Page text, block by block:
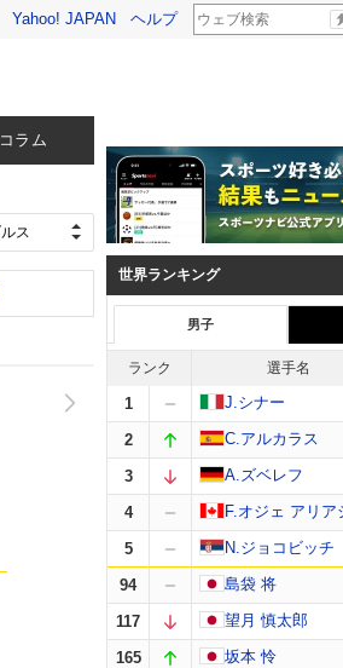
Yahoo! JAPAN ヘルプ
コラム
世界ランキング
男子
ランク 選手名
1 J.シナー
2
C.アルカラス
3
A.ズベレフ
4
F.オジェ アリア
5
N.ジョコビッチ
94
島袋 将
117
望月 慎太郎
165
坂本 怜